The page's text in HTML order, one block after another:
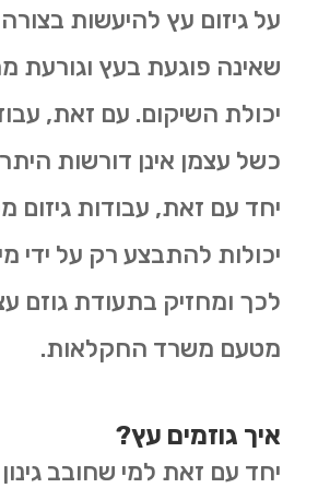
על גיזום עץ להיעשות
שאינה פוגעת בעץ וגורעת
יכולת השיקום. עם זאת,
כשל עצמן אינן דורשות
יחד עם זאת, עבודות גיזום
יכולות להתבצע רק על ידי
לכך ומחזיק בתעודת גוזם
מטעם משרד החקלאות.
איך גוזמים עץ?
יחד עם זאת למי שחובב גינון